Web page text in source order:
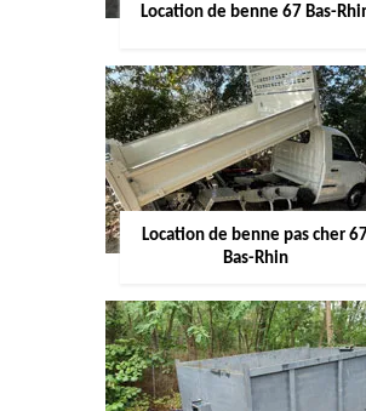
Location de benne 67 Bas-
Location de benne pas cher 67
Bas-Rhin